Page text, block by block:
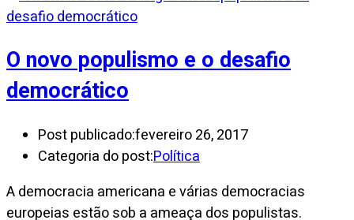
O novo populismo e o desafio
democrático
Post publicado:fevereiro 26, 2017
Categoria do post:Política
A democracia americana e várias democracias
europeias estão sob a ameaça dos populistas.